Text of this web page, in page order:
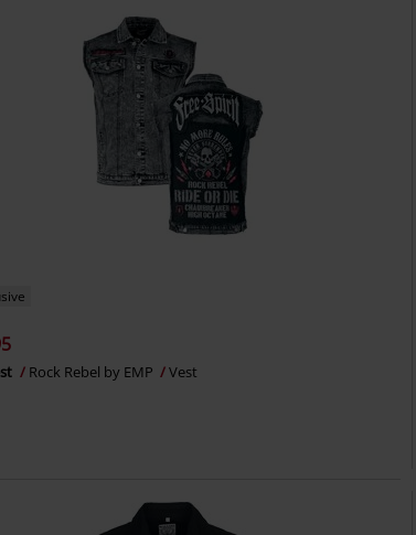
Rock Rebel by EMP Vest